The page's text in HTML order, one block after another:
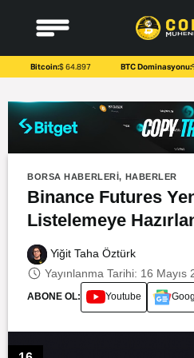
content
Bitcoin:$ 64.897 BTC Dominasyonu:
BORSA HABERLERI, HABERLER
Binance Futures
Listelemeye
Yiğit Taha Öztürk
Yayınlanma Tarihi: 16 Mayıs
ABONE OL: Youtube